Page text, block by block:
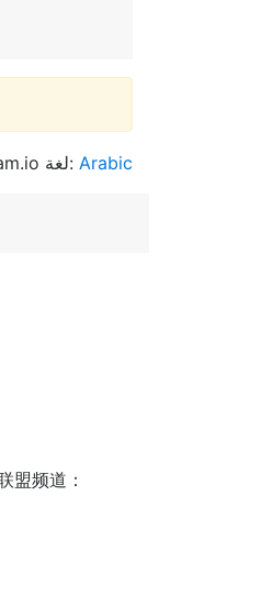
Tgram.io لغة: Arabic
盟频道：